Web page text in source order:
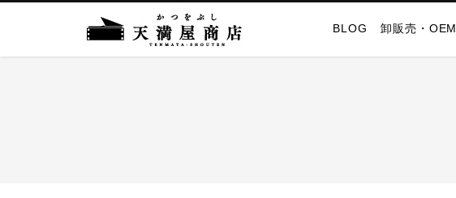
BLOG 卸販売・OEM